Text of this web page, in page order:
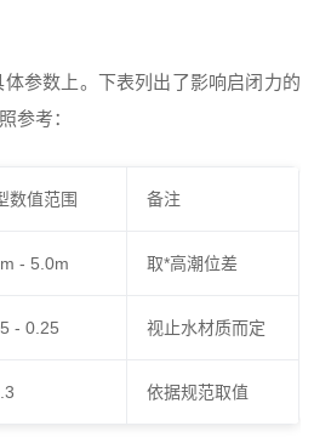
参数上。下表列出了影响启闭力的
参考：
数值范围 备注
- 5.0m 取*高潮位差
- 0.25 视止水材质而定
依据规范取值